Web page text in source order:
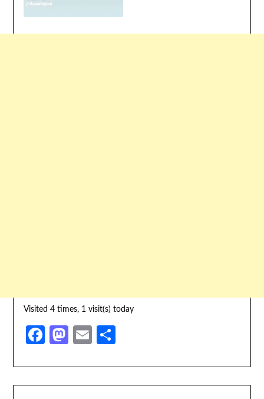
Visited 4 times, 1 visit(s) today
Facebook
Mastodon
Email